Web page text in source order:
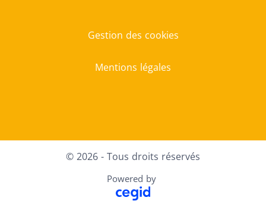
Gestion des cookies
Mentions légales
© 2026 - Tous droits réservés
Powered by